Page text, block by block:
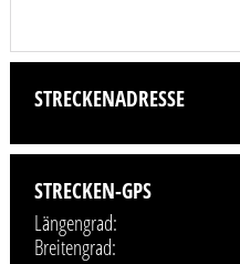
STRECKENADRESSE
STRECKEN-GPS
Längengrad:
Breitengrad: